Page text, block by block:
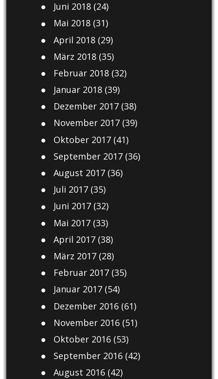
Juni 2018(24)
Mai 2018(31)
April 2018(29)
März 2018(35)
Februar 2018(32)
Januar 2018(39)
Dezember 2017(38)
November 2017(39)
Oktober 2017(41)
September 2017(36)
August 2017(36)
Juli 2017(35)
Juni 2017(32)
Mai 2017(33)
April 2017(38)
März 2017(28)
Februar 2017(35)
Januar 2017(54)
Dezember 2016(61)
November 2016(51)
Oktober 2016(53)
September 2016(42)
August 2016(42)